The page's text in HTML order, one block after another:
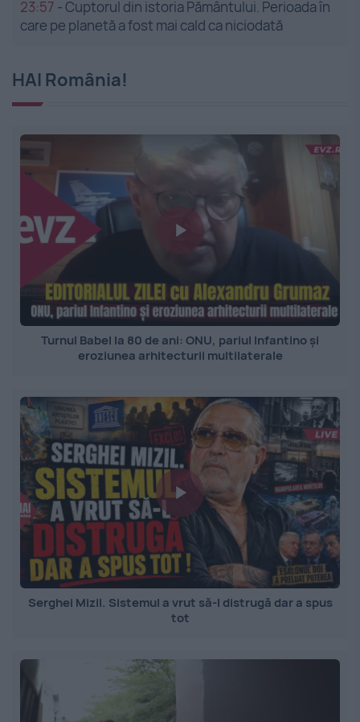
23:57 -Cuptorul din istoria Pământului. Perioada în
care pe planetă a fost mai cald ca niciodată
HAI România!
Turnul Babel la 80 de ani: ONU, pariul Infantino și
eroziunea arhitecturii multilaterale
Serghei Mizil. Sistemul a vrut să-l distrugă dar a spus
tot